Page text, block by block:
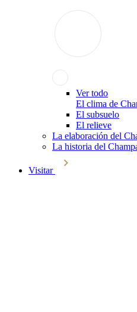
Ver todo
El clima de
El subsuelo
El relieve
La elaboración del
La historia del
Visitar